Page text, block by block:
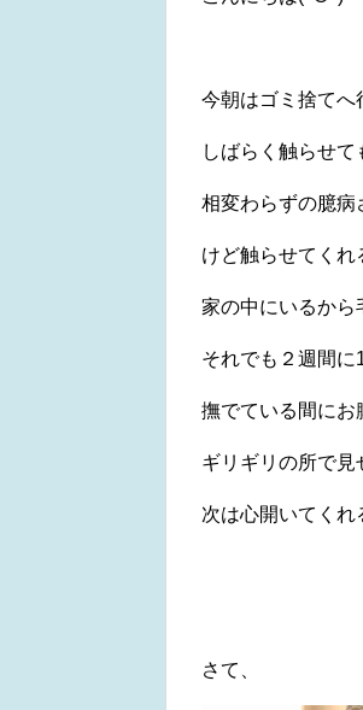
今朝はゴミ捨てへ
しばらく触らせ
相変わらずの臆病
けど触らせてくれ
家の中にいるから
それでも２週間
撫でている間にお
ギリギリの所で
次は心開いてく
さて、